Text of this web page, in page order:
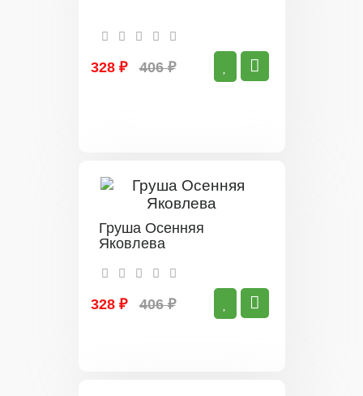
328 ₽ 406 ₽
Груша Осенняя
Яковлева
328 ₽ 406 ₽